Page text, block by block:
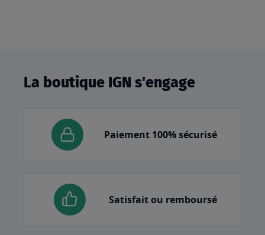
La boutique IGN s'engage
Paiement 100% sécurisé
Satisfait ou remboursé